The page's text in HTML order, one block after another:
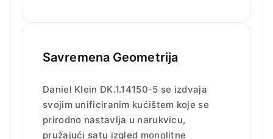
Savremena Geometrija
Daniel Klein DK.1.14150-5 se izdvaja
svojim unificiranim kućištem koje se
prirodno nastavlja u narukvicu,
pružajući satu izgled monolitne